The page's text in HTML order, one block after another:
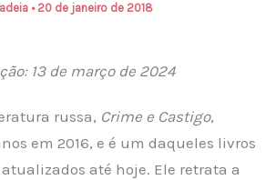
• 20 de janeiro de 2018
13 de março de 2024
russa, Crime e Castigo,
em 2016, e é um daqueles livros
até hoje. Ele retrata a